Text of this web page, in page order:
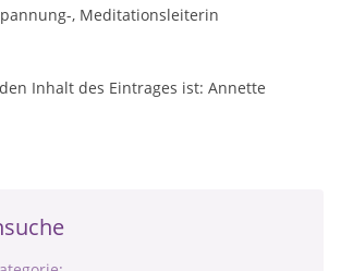
, Meditationsleiterin
Inhalt des Eintrages ist: Annette